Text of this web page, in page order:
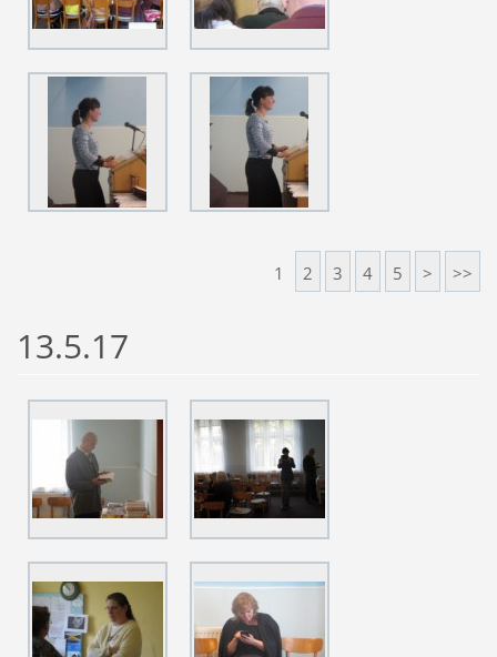
1 2 3 4 5 > >>
13.5.17